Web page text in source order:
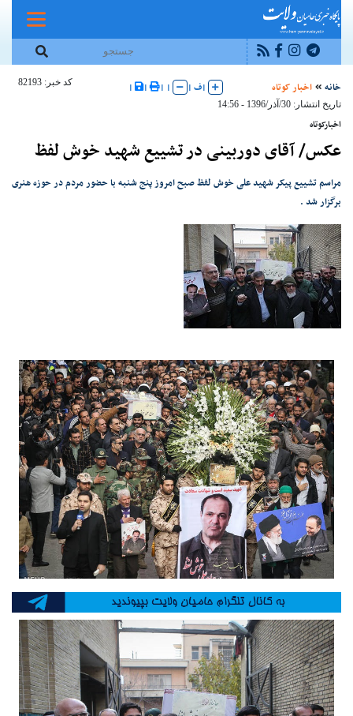
خانه اخبار کوتاه |ف |
|
|
|
|
کد خبر: 82193
تاریخ انتشار: 30/آذر/1396 - 14:56
اخبارکوتاه
عکس/ آقای دوربینی در تشییع شهید خوش لفظ
مراسم تشییع پیکر شهید علی خوش لفظ صبح امروز پنج شنبه با حضور مردم در حوزه هنری
برگزار شد .